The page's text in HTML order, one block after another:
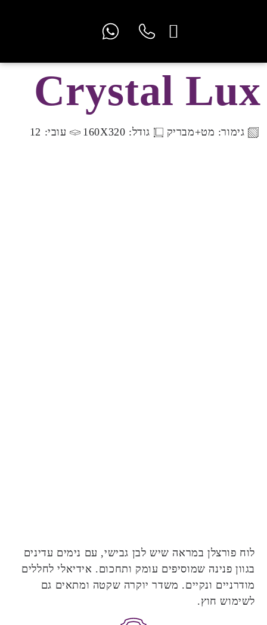
Crystal Lux
גימור: מט+מבריק גודל: 160X320 עובי: 12
לוח פורצלן במראה שיש לבן גבישי, עם נימים עדינים
בגוון פנינה שמוסיפים עומק ותחכום. אידיאלי לחללים
מודרניים ונקיים. משדר יוקרה שקטה ומתאים גם
לשימוש חוץ.